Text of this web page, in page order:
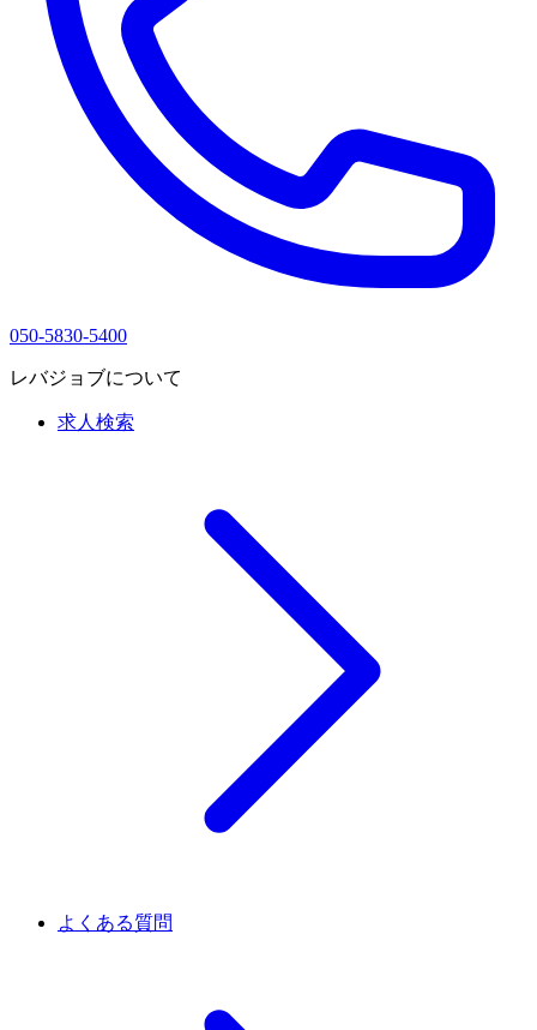
050-5830-5400
レバジョブについて
求人検索
よくある質問